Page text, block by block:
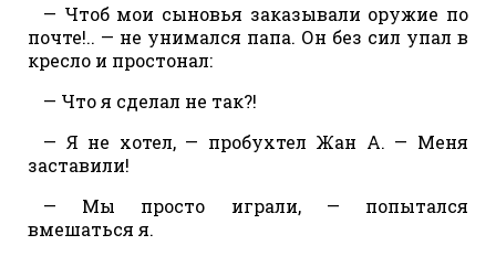
— Чтоб мои сыновья заказывали оружие по
почте!.. — не унимался папа. Он без сил упал в
кресло и простонал:
— Что я сделал не так?!
— Я не хотел, — пробухтел Жан А. — Меня
заставили!
— Мы просто играли, — попытался
вмешаться я.